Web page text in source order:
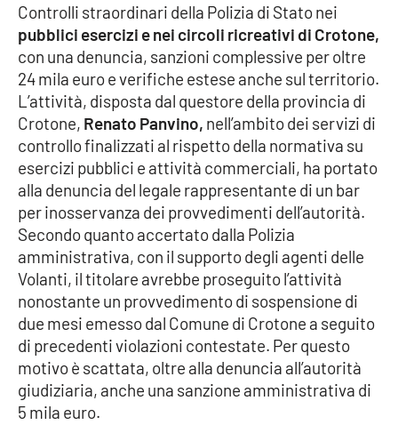
VIDEO
Ambiente
Cronaca
Cultura
Economia e Lavoro
Politica
Sanità
Società
Sport
Controlli straordinari della Polizia di Stato nei
pubblici esercizi e nei circoli ricreativi di Crotone,
con una denuncia, sanzioni complessive per oltre
24 mila euro e verifiche estese anche sul territorio.
L’attività, disposta dal questore della provincia di
Crotone, Renato Panvino, nell’ambito dei servizi di
controllo finalizzati al rispetto della normativa su
esercizi pubblici e attività commerciali, ha portato
alla denuncia del legale rappresentante di un bar
per inosservanza dei provvedimenti dell’autorità.
Secondo quanto accertato dalla Polizia
amministrativa, con il supporto degli agenti delle
Volanti, il titolare avrebbe proseguito l’attività
nonostante un provvedimento di sospensione di
due mesi emesso dal Comune di Crotone a seguito
di precedenti violazioni contestate. Per questo
motivo è scattata, oltre alla denuncia all’autorità
giudiziaria, anche una sanzione amministrativa di
5 mila euro.